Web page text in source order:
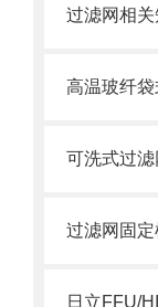
过滤网相关
过滤网固定